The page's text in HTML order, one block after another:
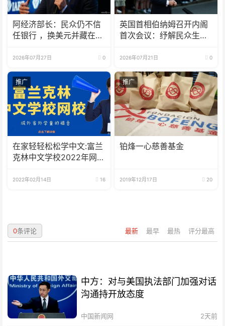
阿经济部长：民众仍不信
任银行 ，换美元并藏在床
2026年07月27日 0
英国首相伯纳姆召开内阁
首次会议：纾解民众生活
2026年07月21日 0
推广
在家轻轻松松学中文:富兰
克林中文学校2022年网校
2022年02月14日 16
推广
铂烽一心慈善基金
2019年12月17日 20
最新 最早 最热 评分最高
0条评论
中方：对与美国执法部门加强对话
沟通持开放态度
中国新闻网 2天前